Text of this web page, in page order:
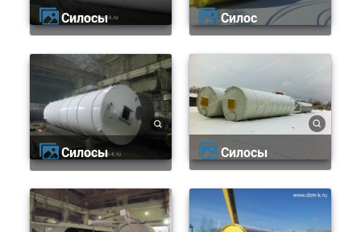
Силосы
Силосы
Силос
Силосы